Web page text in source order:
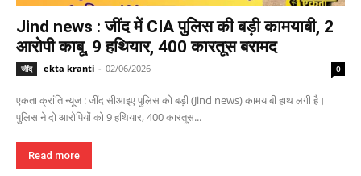
Jind news : जींद में CIA पुलिस की बड़ी कामयाबी, 2
आरोपी काबू, 9 हथियार, 400 कारतूस बरामद
जींद ekta kranti - 02/06/2026 0
एकता क्रांति न्यूज : जींद सीआइए पुलिस को बड़ी (Jind news) कामयाबी हाथ लगी है।
पुलिस ने दो आरोपियों को 9 हथियार, 400 कारतूस...
Read more